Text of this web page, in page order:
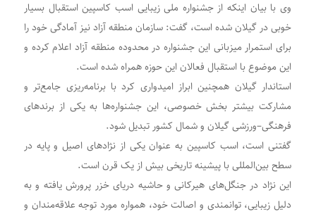
وی با بیان اینکه از جشنواره ملی زیبایی اسب کاسپین استقبال بسیار
خوبی در گیلان شده است، گفت: سازمان منطقه آزاد نیز آمادگی خود را
برای استمرار میزبانی این جشنواره در محدوده منطقه آزاد اعلام کرده و
این موضوع با استقبال فعالان این حوزه همراه شده است.
استاندار گیلان همچنین ابراز امیدواری کرد با برنامه‌ریزی جامع‌تر و
مشارکت بیشتر بخش خصوصی، این جشنواره‌ها به یکی از برندهای
فرهنگی–ورزشی گیلان و شمال کشور تبدیل شود.
گفتنی است، اسب کاسپین به عنوان یکی از نژاد‌های اصیل و پایه در
سطح بین‌المللی با پیشینه تاریخی بیش از یک قرن است.
این نژاد در جنگل‌های هیرکانی و حاشیه دریای خزر پرورش یافته و به
دلیل زیبایی، توانمندی و اصالت خود، همواره مورد توجه علاقه‌مندان و